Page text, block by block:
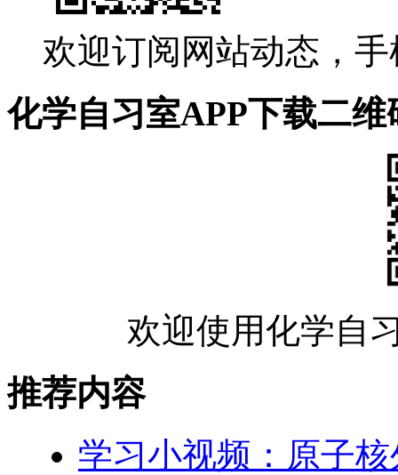
欢迎订阅网站动态，
化学自习室APP下载二维
欢迎使用化学自
推荐内容
学习小视频：原子